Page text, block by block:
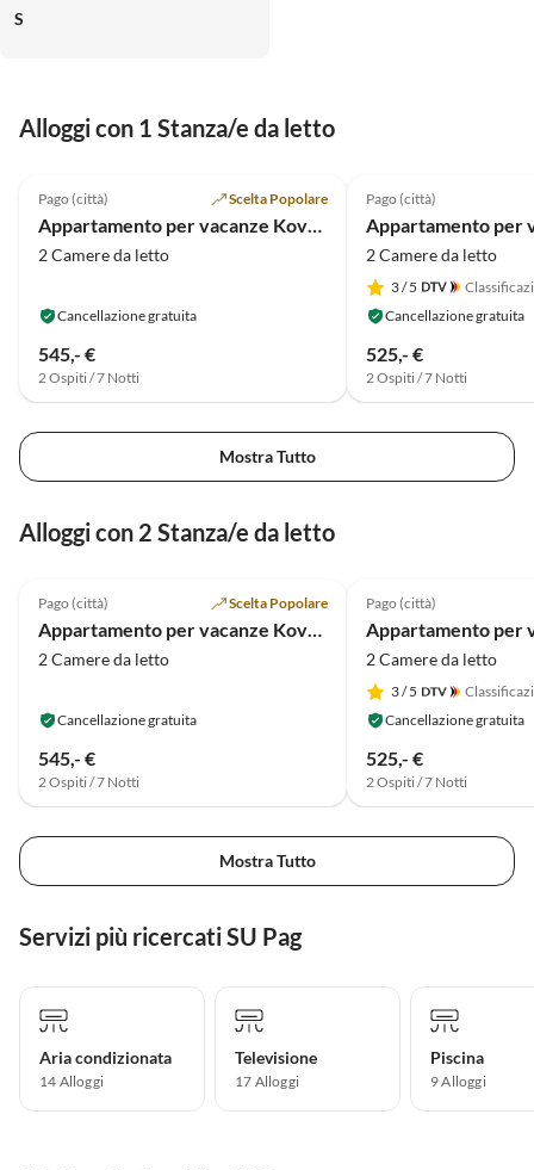
S
Alloggi con 1 Stanza/e da letto
Pago (città) Scelta Popolare
2 Camere da letto
Cancellazione gratuita
545,- €
2 Ospiti / 7 Notti
Pago (città)
2 Camere da letto
3/ 5
Cancellazione gratuita
525,- €
2 Ospiti / 7 Notti
Mostra Tutto
Alloggi con 2 Stanza/e da letto
Pago (città) Scelta Popolare
Appartamento per vacanze Kovacika - Direttamente sul mare con vista mare
2 Camere da letto
Cancellazione gratuita
545,- €
2 Ospiti / 7 Notti
Pago (città)
2 Camere da letto
3/ 5
Cancellazione gratuita
525,- €
2 Ospiti / 7 Notti
Mostra Tutto
Servizi più ricercati SU Pag
Aria condizionata
14 Alloggi
Televisione
17 Alloggi
Piscina
9 Alloggi